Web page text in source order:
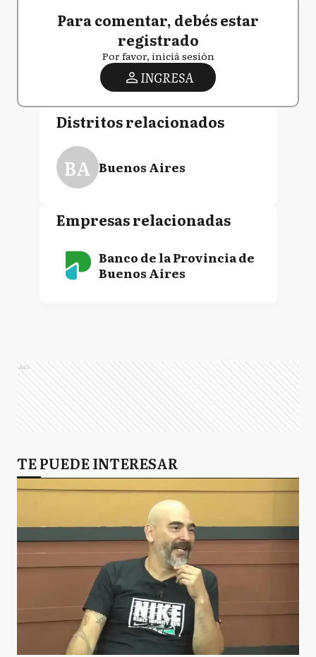
Para comentar, debés estar
registrado
Por favor, iniciá sesión
INGRESA
Distritos relacionados
BA Buenos Aires
Empresas relacionadas
Banco de la Provincia de
Buenos Aires
Ads
TE PUEDE INTERESAR